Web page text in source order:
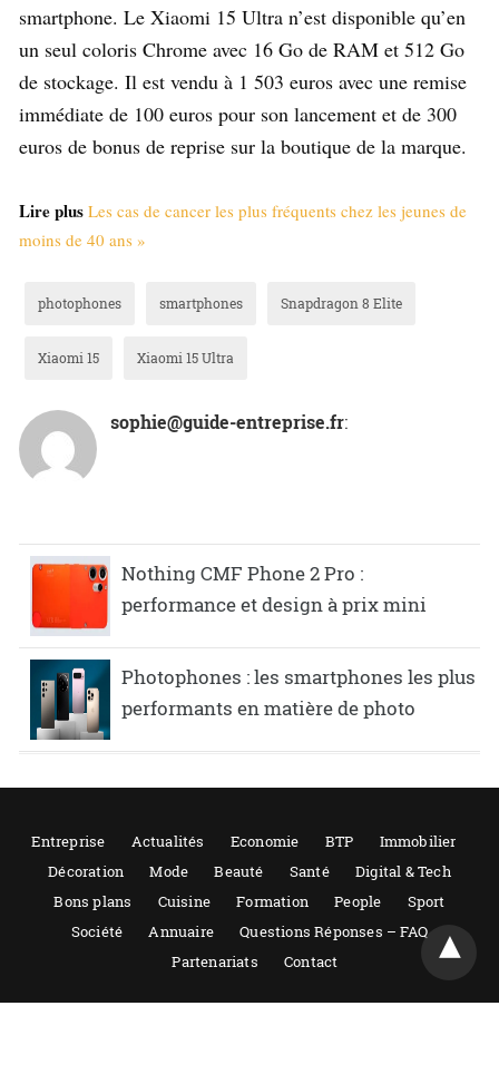
smartphone. Le Xiaomi 15 Ultra n’est disponible qu’en
un seul coloris Chrome avec 16 Go de RAM et 512 Go
de stockage. Il est vendu à 1 503 euros avec une remise
immédiate de 100 euros pour son lancement et de 300
euros de bonus de reprise sur la boutique de la marque.
Lire plus Les cas de cancer les plus fréquents chez les jeunes de
moins de 40 ans »
photophones smartphones Snapdragon 8 Elite
Xiaomi 15 Xiaomi 15 Ultra
sophie@guide-entreprise.fr:
Nothing CMF Phone 2 Pro :
performance et design à prix mini
Photophones : les smartphones les plus
performants en matière de photo
Entreprise Actualités Economie BTP
Immobilier
Décoration
Mode Beauté Santé
Digital & Tech
Bons plans
Cuisine Formation People
Sport
Société
Annuaire
Questions Réponses – FAQ
Partenariats
Contact